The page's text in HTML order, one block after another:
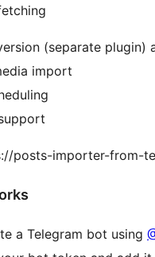
(separate plugin)
import
posts-importer-from-
a Telegram bot using